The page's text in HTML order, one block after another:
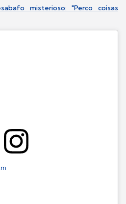
misterioso: "Perco coisas